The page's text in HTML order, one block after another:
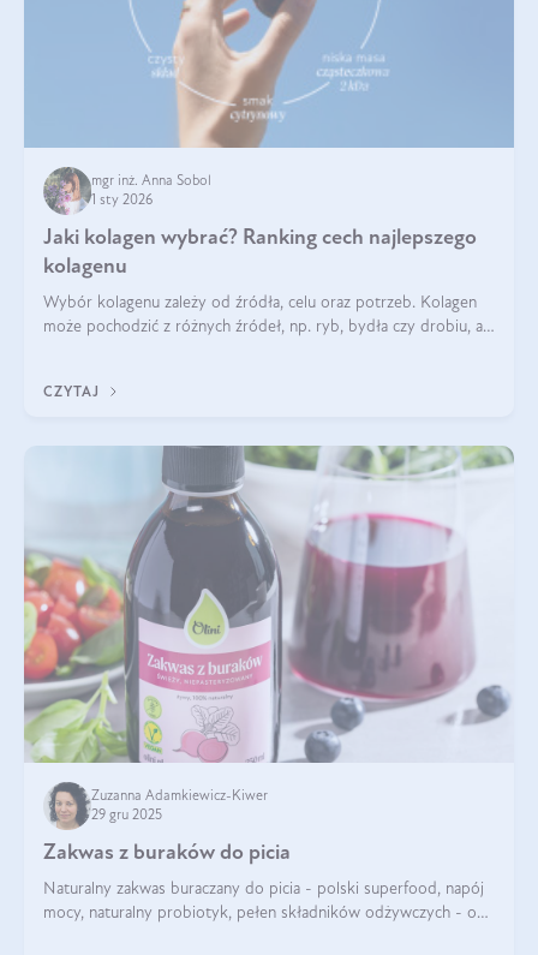
mgr inż. Anna Sobol
1 sty 2026
Jaki kolagen wybrać? Ranking cech najlepszego
kolagenu
Wybór kolagenu zależy od źródła, celu oraz potrzeb. Kolagen
może pochodzić z różnych źródeł, np. ryb, bydła czy drobiu, a
bydlęcy.
CZYTAJ
Zuzanna Adamkiewicz-Kiwer
29 gru 2025
Zakwas z buraków do picia
Naturalny zakwas buraczany do picia - polski superfood, napój
mocy, naturalny probiotyk, pełen składników odżywczych - o